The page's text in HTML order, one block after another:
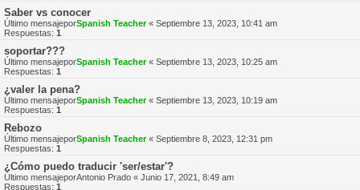
Saber vs conocer
Último mensajeporSpanish Teacher« Septiembre 13, 2023, 10:41 am
Respuestas: 1
soportar???
Último mensajeporSpanish Teacher« Septiembre 13, 2023, 10:25 am
Respuestas: 1
¿valer la pena?
Último mensajeporSpanish Teacher« Septiembre 13, 2023, 10:19 am
Respuestas: 1
Rebozo
Último mensajeporSpanish Teacher« Septiembre 8, 2023, 12:31 pm
Respuestas: 1
¿Cómo puedo traducir 'ser/estar'?
Último mensajeporAntonio Prado « Junio 17, 2021, 8:49 am
Respuestas: 1